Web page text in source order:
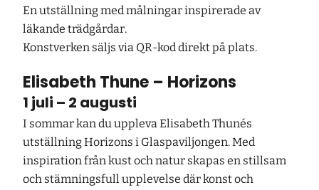
En utställning med målningar inspirerade av
läkande trädgårdar.
Konstverken säljs via QR-kod direkt på plats.
Elisabeth Thune – Horizons
1 juli – 2 augusti
I sommar kan du uppleva Elisabeth Thunés
utställning Horizons i Glaspaviljongen. Med
inspiration från kust och natur skapas en stillsam
och stämningsfull upplevelse där konst och